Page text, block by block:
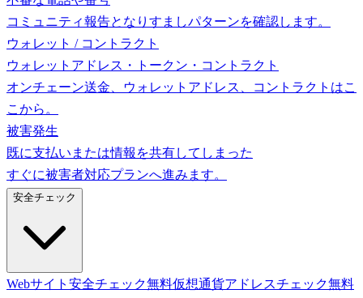
コミュニティ報告となりすましパターンを確認します。
ウォレット / コントラクト
ウォレットアドレス・トークン・コントラクト
オンチェーン送金、ウォレットアドレス、コントラクトはこ
こから。
被害発生
既に支払いまたは情報を共有してしまった
すぐに被害者対応プランへ進みます。
安全チェック
Webサイト安全チェック無料仮想通貨アドレスチェック無料